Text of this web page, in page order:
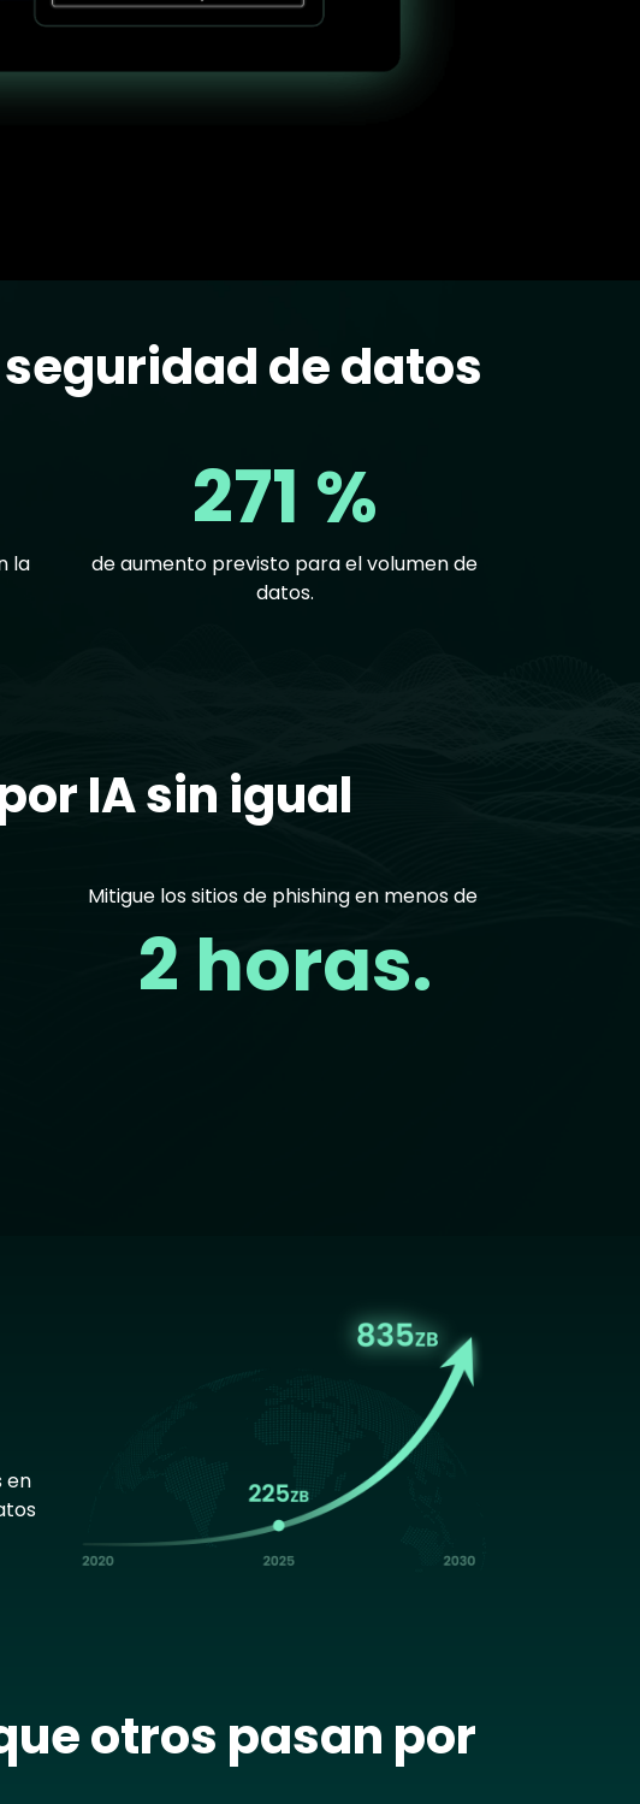
de datos
la
271 %
de aumento previsto para el volumen de
datos.
IA sin igual
Mitigue los sitios de phishing en menos de
2 horas.
en
otros pasan por